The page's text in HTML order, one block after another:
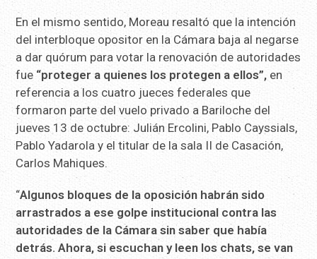
En el mismo sentido, Moreau resaltó que la intención
del interbloque opositor en la Cámara baja al negarse
a dar quórum para votar la renovación de autoridades
fue “proteger a quienes los protegen a ellos”, en
referencia a los cuatro jueces federales que
formaron parte del vuelo privado a Bariloche del
jueves 13 de octubre: Julián Ercolini, Pablo Cayssials,
Pablo Yadarola y el titular de la sala II de Casación,
Carlos Mahiques.
“Algunos bloques de la oposición habrán sido
arrastrados a ese golpe institucional contra las
autoridades de la Cámara sin saber que había
detrás. Ahora, si escuchan y leen los chats, se van